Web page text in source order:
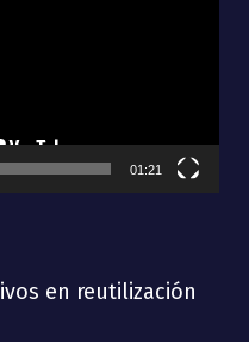
01:21
en reutilización